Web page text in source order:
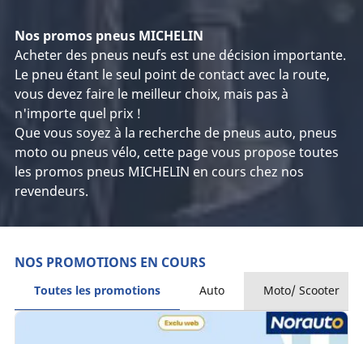
Nos promos pneus MICHELIN
Acheter des pneus neufs est une décision importante.
Le pneu étant le seul point de contact avec la route,
vous devez faire le meilleur choix, mais pas à
n'importe quel prix !
Que vous soyez à la recherche de pneus auto, pneus
moto ou pneus vélo, cette page vous propose toutes
les promos pneus MICHELIN en cours chez nos
revendeurs.
NOS PROMOTIONS EN COURS
Toutes les promotions Auto Moto/ Scooter